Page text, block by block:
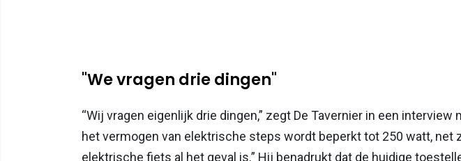
"We vragen drie dingen"
“Wij vragen eigenlijk drie dingen,” zegt De Tavernier in een interview
het vermogen van elektrische steps wordt beperkt tot 250 watt, net
elektrische fiets al het geval is.” Hij benadrukt dat de huidige